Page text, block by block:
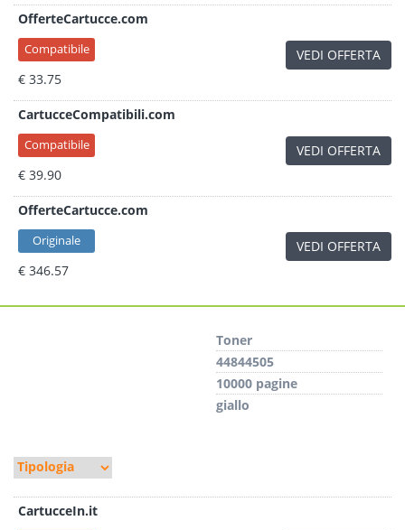
OfferteCartucce.com
Compatibile
€ 33.75
VEDI OFFERTA
CartucceCompatibili.com
Compatibile
€ 39.90
VEDI OFFERTA
OfferteCartucce.com
Originale
€ 346.57
VEDI OFFERTA
Toner
44844505
10000 pagine
giallo
CartucceIn.it